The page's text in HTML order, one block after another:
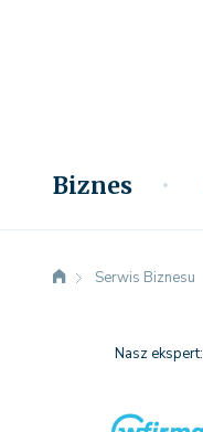
Biznes
Serwis Biznesu
Nasz ekspert: